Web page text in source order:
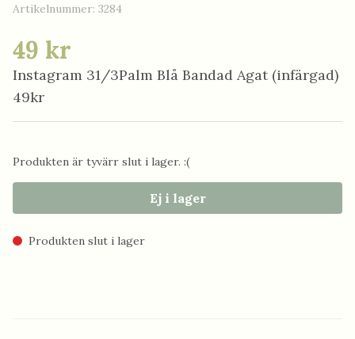
Artikelnummer: 3284
49 kr
Instagram 31/3Palm Blå Bandad Agat (infärgad)
49kr
Produkten är tyvärr slut i lager. :(
Ej i lager
Produkten slut i lager